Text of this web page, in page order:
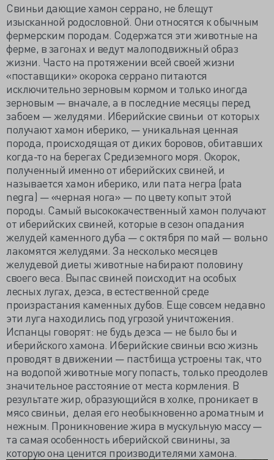
Свиньи дающие хамон серрано, не блещут
изысканной родословной. Они относятся к обычным
фермерским породам. Содержатся эти животные на
ферме, в загонах и ведут малоподвижный образ
жизни. Часто на протяжении всей своей жизни
«поставщики» окорока серрано питаются
исключительно зерновым кормом и только иногда
зерновым — вначале, а в последние месяцы перед
забоем — желудями. Иберийские свиньи от которых
получают хамон иберико, — уникальная ценная
порода, происходящая от диких боровов, обитавших
когда-то на берегах Средиземного моря. Окорок,
полученный именно от иберийских свиней, и
называется хамон иберико, или пата негра (pata
negra) — «черная нога» — по цвету копыт этой
породы. Самый высококачественный хамон получают
от иберийских свиней, которые в сезон опадания
желудей каменного дуба — с октября по май — вольно
лакомятся желудями. За несколько месяцев
желудевой диеты животные набирают половину
своего веса. Выпас свиней поисходит на особых
лесных лугах, деэса, в естественной среде
произрастания каменных дубов. Еще совсем недавно
эти луга находились под угрозой уничтожения.
Испанцы говорят: не будь деэса — не было бы и
иберийского хамона. Иберийские свиньи всю жизнь
проводят в движении — пастбища устроены так, что
на водопой животные могу попасть, только преодолев
значительное расстояние от места кормления. В
результате жир, образующийся в холке, проникает в
мясо свиньи, делая его необыкновенно ароматным и
нежным. Проникновение жира в мускульную массу —
та самая особенность иберийской свинины, за
которую она ценится производителями хамона.